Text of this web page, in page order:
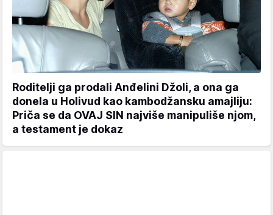
Roditelji ga prodali Anđelini Džoli, a ona ga
donela u Holivud kao kambodžansku amajliju:
Priča se da OVAJ SIN najviše manipuliše njom,
a testament je dokaz